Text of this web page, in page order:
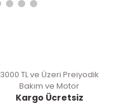
3000 TL ve Üzeri Preiyodik
Bakım ve Motor
Kargo Ücretsiz